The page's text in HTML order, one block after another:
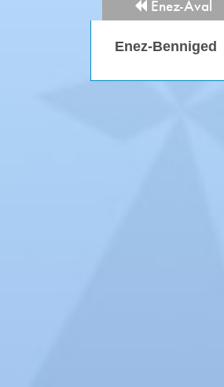
Enez-Aval
Enez-Benniged